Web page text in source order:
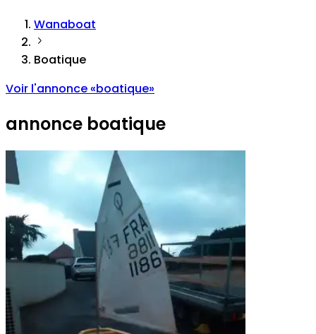
Wanaboat
Boatique
Voir l'annonce «boatique»
annonce boatique